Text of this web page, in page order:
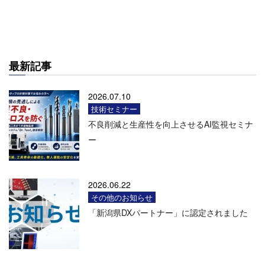
最新記事
2026.07.10
技術セミナー
不良削減と生産性を向上させるAI監視セミナ
ー
2026.06.22
その他のお知らせ
「新潟県DXパートナー」に認定されました